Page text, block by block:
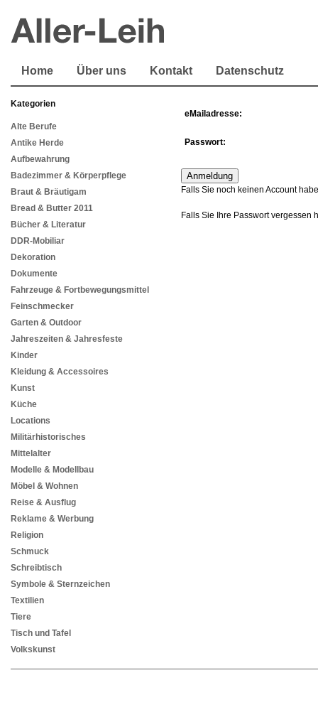
Home Über uns Kontakt Datenschutz
Kategorien
Alte Berufe
Antike Herde
Aufbewahrung
Badezimmer & Körperpflege
Braut & Bräutigam
Bread & Butter 2011
Bücher & Literatur
DDR-Mobiliar
Dekoration
Dokumente
Fahrzeuge & Fortbewegungsmittel
Feinschmecker
Garten & Outdoor
Jahreszeiten & Jahresfeste
Kinder
Kleidung & Accessoires
Kunst
Küche
Locations
Militärhistorisches
Mittelalter
Modelle & Modellbau
Möbel & Wohnen
Reise & Ausflug
Reklame & Werbung
Religion
Schmuck
Schreibtisch
Symbole & Sternzeichen
Textilien
Tiere
Tisch und Tafel
Volkskunst
eMailadresse:
Passwort:
Falls Sie noch keinen Account
Falls Sie Ihre Passwort vergessen